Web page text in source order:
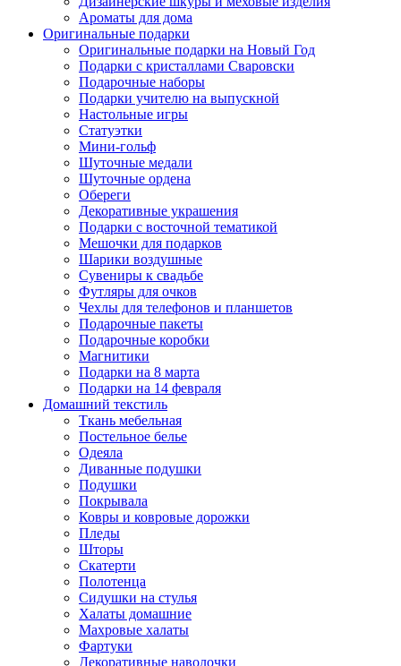
Ароматы для дома
Оригинальные подарки
Оригинальные подарки на Новый Год
Подарки с кристаллами Сваровски
Подарочные наборы
Подарки учителю на выпускной
Настольные игры
Статуэтки
Мини-гольф
Шуточные медали
Шуточные ордена
Обереги
Декоративные украшения
Подарки с восточной тематикой
Мешочки для подарков
Шарики воздушные
Сувениры к свадьбе
Футляры для очков
Чехлы для телефонов и планшетов
Подарочные пакеты
Подарочные коробки
Магнитики
Подарки на 8 марта
Подарки на 14 февраля
Домашний текстиль
Ткань мебельная
Постельное белье
Одеяла
Диванные подушки
Подушки
Покрывала
Ковры и ковровые дорожки
Пледы
Шторы
Скатерти
Полотенца
Сидушки на стулья
Халаты домашние
Махровые халаты
Фартуки
Декоративные наволочки